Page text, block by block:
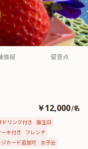
情報 留意点
￥12,000/名
ドリンク付き 誕生日
ーキ付き
フレンチ
カード追加可 女子会